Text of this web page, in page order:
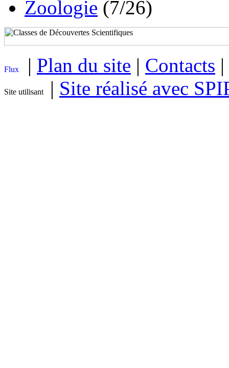
Zoologie (7/26)
| Plan du site | Contacts |
| Site réalisé avec